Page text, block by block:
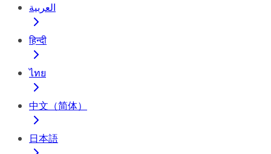
العربية
हिन्दी
ไทย
中文（简体）
日本語